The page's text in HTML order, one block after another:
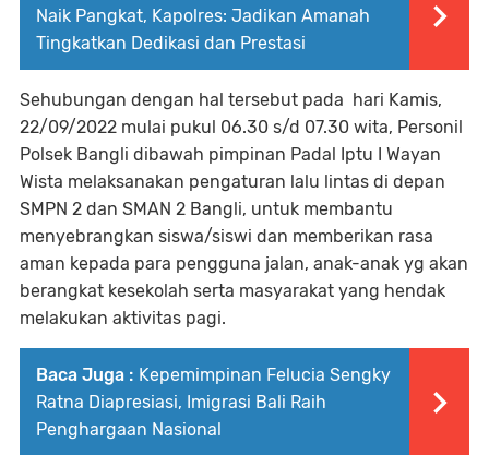
Naik Pangkat, Kapolres: Jadikan Amanah
Tingkatkan Dedikasi dan Prestasi
Sehubungan dengan hal tersebut pada hari Kamis,
22/09/2022 mulai pukul 06.30 s/d 07.30 wita, Personil
Polsek Bangli dibawah pimpinan Padal Iptu I Wayan
Wista melaksanakan pengaturan lalu lintas di depan
SMPN 2 dan SMAN 2 Bangli, untuk membantu
menyebrangkan siswa/siswi dan memberikan rasa
aman kepada para pengguna jalan, anak-anak yg akan
berangkat kesekolah serta masyarakat yang hendak
melakukan aktivitas pagi.
Baca Juga : Kepemimpinan Felucia Sengky
Ratna Diapresiasi, Imigrasi Bali Raih
Penghargaan Nasional